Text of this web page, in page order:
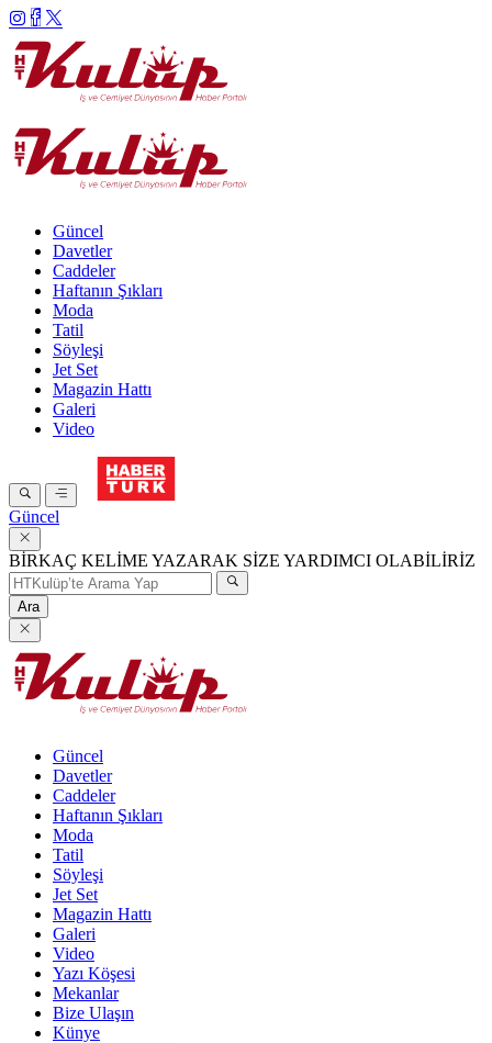
Güncel
Davetler
Caddeler
Haftanın Şıkları
Moda
Tatil
Söyleşi
Jet Set
Magazin Hattı
Galeri
Video
Güncel
BİRKAÇ KELİME YAZARAK SİZE YARDIMCI OLABİLİRİZ
Ara
Güncel
Davetler
Caddeler
Haftanın Şıkları
Moda
Tatil
Söyleşi
Jet Set
Magazin Hattı
Galeri
Video
Yazı Köşesi
Mekanlar
Bize Ulaşın
Künye